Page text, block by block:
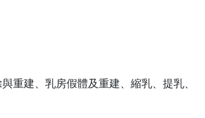
重建、乳房假體及重建、縮乳、提乳、